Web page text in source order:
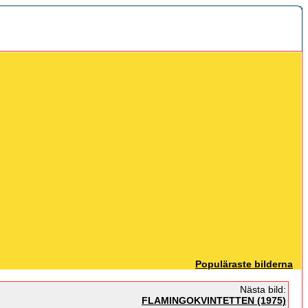
Populäraste bilderna
Nästa bild:
FLAMINGOKVINTETTEN (1975)